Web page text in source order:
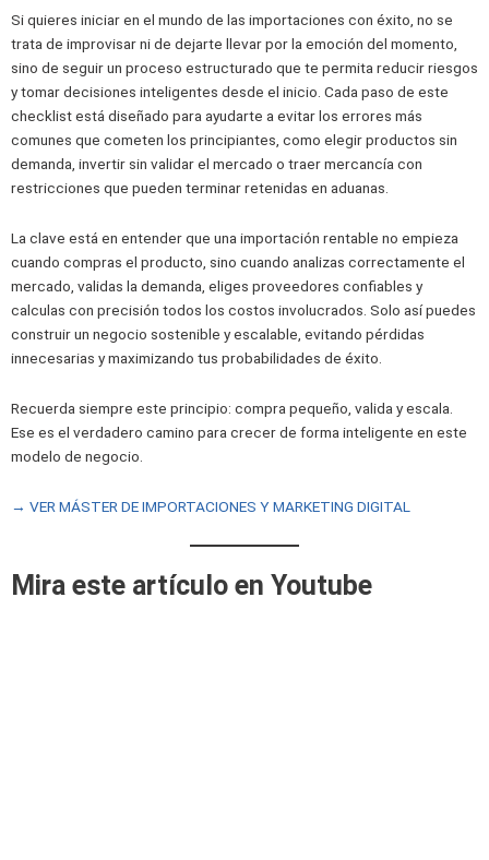
Si quieres iniciar en el mundo de las importaciones con éxito, no se
trata de improvisar ni de dejarte llevar por la emoción del momento,
sino de seguir un proceso estructurado que te permita reducir riesgos
y tomar decisiones inteligentes desde el inicio. Cada paso de este
checklist está diseñado para ayudarte a evitar los errores más
comunes que cometen los principiantes, como elegir productos sin
demanda, invertir sin validar el mercado o traer mercancía con
restricciones que pueden terminar retenidas en aduanas.
La clave está en entender que una importación rentable no empieza
cuando compras el producto, sino cuando analizas correctamente el
mercado, validas la demanda, eliges proveedores confiables y
calculas con precisión todos los costos involucrados. Solo así puedes
construir un negocio sostenible y escalable, evitando pérdidas
innecesarias y maximizando tus probabilidades de éxito.
Recuerda siempre este principio: compra pequeño, valida y escala.
Ese es el verdadero camino para crecer de forma inteligente en este
modelo de negocio.
→ VER MÁSTER DE IMPORTACIONES Y MARKETING DIGITAL
Mira este artículo en Youtube